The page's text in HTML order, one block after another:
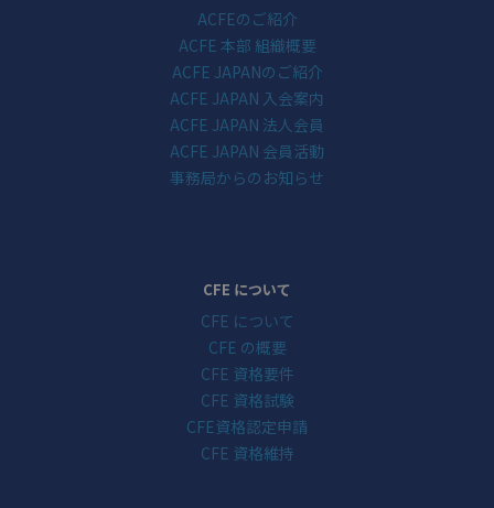
ACFEのご紹介
ACFE 本部 組織概要
ACFE JAPANのご紹介
ACFE JAPAN 入会案内
ACFE JAPAN 法人会員
ACFE JAPAN 会員活動
事務局からのお知らせ
CFE について
CFE について
CFE の概要
CFE 資格要件
CFE 資格試験
CFE資格認定申請
CFE 資格維持